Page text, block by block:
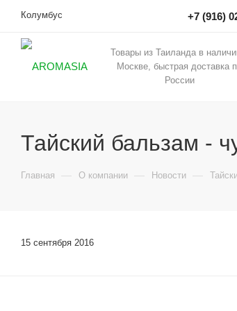
Колумбус +7 (916)
Товары из Таиланда в
Москве, быстрая доставка
России
Тайский бальзам -
Главная — О компании — Новости —
15 сентября 2016